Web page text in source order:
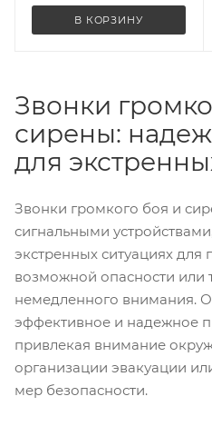
В КОРЗИНУ
Звонки
сирены:
для
Звонки громкого боя и
сигнальными
экстренных ситуациях
возможной опасности или
немедленного внимания.
эффективное и надежное
привлекая внимание
организации эвакуации
мер безопасности.